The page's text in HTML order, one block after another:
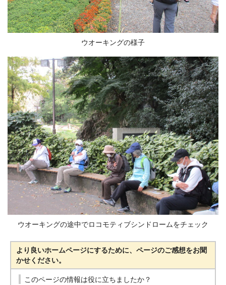
ウオーキングの様子
ウオーキングの途中でロコモティブシンドロームをチェック
より良いホームページにするために、ページのご感想をお聞
かせください。
このページの情報は役に立ちましたか？